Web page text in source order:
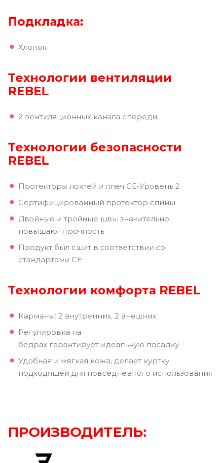
Подкладка:
Хлопок
Технологии вентиляции
REBEL
2 вентиляционных канала спереди
Технологии безопасности
REBEL
Протекторы локтей и плеч CE-Уровень 2
Сертифицированный протектор спины
Двойные и тройные швы значительно
повышают прочность
Продукт был сшит в соответствии со
стандартами CE
Технологии комфорта REBEL
Карманы: 2 внутренних, 2 внешних
Регулировка на
бёдрах гарантирует идеальную посадку
Удобная и мягкая кожа, делает куртку
подходящей для повседневного использования
ПРОИЗВОДИТЕЛЬ: